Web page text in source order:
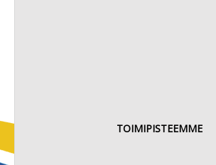
TOIMIPISTEEMME